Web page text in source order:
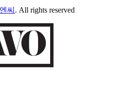
씨 . All rights reserved